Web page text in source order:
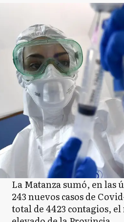
La Matanza sumó, en las
243 nuevos casos de
total de 4423 contagios,